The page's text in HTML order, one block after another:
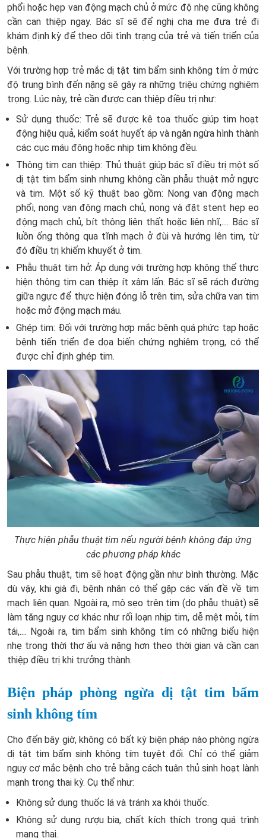
phổi hoặc hẹp van động mạch chủ ở mức độ nhẹ cũng không
cần can thiệp ngay. Bác sĩ sẽ để nghị cha mẹ đưa trẻ đi
khám định kỳ để theo dõi tình trạng của trẻ và tiến triển của
bệnh.
Với trường hợp trẻ mắc dị tật tim bẩm sinh không tím ở mức
độ trung bình đến nặng sẽ gây ra những triệu chứng nghiêm
trọng. Lúc này, trẻ cần được can thiệp điều trị như:
Sử dụng thuốc: Trẻ sẽ được kê toa thuốc giúp tim hoạt
động hiệu quả, kiểm soát huyết áp và ngăn ngừa hình thành
các cục máu đông hoặc nhịp tim không đều.
Thông tim can thiệp: Thủ thuật giúp bác sĩ điều trị một số
dị tật tim bẩm sinh nhưng không cần phẫu thuật mở ngực
và tim. Một số kỹ thuật bao gồm: Nong van động mạch
phổi, nong van động mạch chủ, nong và đặt stent hẹp eo
động mạch chủ, bít thông liên thất hoặc liên nhĩ,.... Bác sĩ
luồn ống thông qua tĩnh mạch ở đùi và hướng lên tim, từ
đó điều trị khiếm khuyết ở tim.
Phẫu thuật tim hở: Áp dụng với trường hợp không thể thực
hiện thông tim can thiệp ít xâm lấn. Bác sĩ sẽ rách đường
giữa ngực để thực hiện đóng lỗ trên tim, sửa chữa van tim
hoặc mở động mạch máu.
Ghép tim: Đối với trường hợp mắc bệnh quá phức tạp hoặc
bệnh tiến triển đe dọa biến chứng nghiêm trọng, có thể
được chỉ định ghép tim.
Thực hiện phẫu thuật tim nếu người bệnh không đáp ứng
các phương pháp khác
Sau phẫu thuật, tim sẽ hoạt động gần như bình thường. Mặc
dù vậy, khi già đi, bệnh nhân có thể gặp các vấn đề về tim
mạch liên quan. Ngoài ra, mô sẹo trên tim (do phẫu thuật) sẽ
làm tăng nguy cơ khác như rối loạn nhịp tim, dễ mệt mỏi, tím
tái,.... Ngoài ra, tim bẩm sinh không tím có những biểu hiện
nhẹ trong thời thơ ấu và nặng hơn theo thời gian và cần can
thiệp điều trị khi trưởng thành.
Biện pháp phòng ngừa dị tật tim bẩm
sinh không tím
Cho đến bây giờ, không có bất kỳ biện pháp nào phòng ngừa
dị tật tim bẩm sinh không tím tuyệt đối. Chỉ có thể giảm
nguy cơ mắc bệnh cho trẻ bằng cách tuân thủ sinh hoạt lành
mạnh trong thai kỳ. Cụ thể như:
Không sử dụng thuốc lá và tránh xa khói thuốc.
Không sử dụng rượu bia, chất kích thích trong quá trình
mang thai.